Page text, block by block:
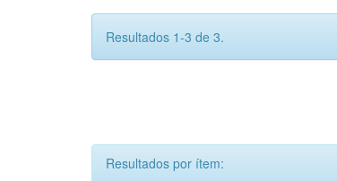
Resultados 1-3 de 3.
Resultados por ítem: